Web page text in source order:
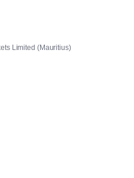
Limited (Mauritius)